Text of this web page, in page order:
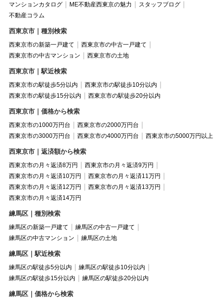
マンションカタログ
ME不動産西東京の魅力
スタッフブログ
不動産コラム
西東京市｜種別検索
西東京市の新築一戸建て
西東京市の中古一戸建て
西東京市の中古マンション
西東京市の土地
西東京市｜駅近検索
西東京市の駅徒歩5分以内
西東京市の駅徒歩10分以内
西東京市の駅徒歩15分以内
西東京市の駅徒歩20分以内
西東京市｜価格から検索
西東京市の1000万円台
西東京市の2000万円台
西東京市の3000万円台
西東京市の4000万円台 西東京市の5000万円以上
西東京市｜返済額から検索
西東京市の月々返済8万円
西東京市の月々返済9万円
西東京市の月々返済10万円
西東京市の月々返済11万円
西東京市の月々返済12万円
西東京市の月々返済13万円
西東京市の月々返済14万円
練馬区｜種別検索
練馬区の新築一戸建て
練馬区の中古一戸建て
練馬区の中古マンション
練馬区の土地
練馬区｜駅近検索
練馬区の駅徒歩5分以内
練馬区の駅徒歩10分以内
練馬区の駅徒歩15分以内
練馬区の駅徒歩20分以内
練馬区｜価格から検索